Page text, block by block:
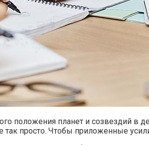
положения планет и созвездий
так просто. Чтобы приложенные